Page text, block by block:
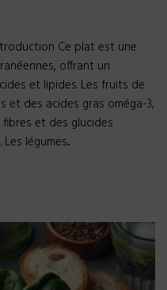
Ce plat est une
et lipides. Les fruits de
des acides gras oméga-3,
et des glucides
légumes...